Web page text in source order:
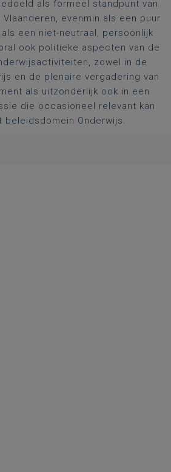
als formeel standpunt van
evenmin als een puur
een niet-neutraal, persoonlijk
ook politieke aspecten van de
zowel in de
en de plenaire vergadering van
als uitzonderlijk ook in een
die occasioneel relevant kan
beleidsdomein Onderwijs.